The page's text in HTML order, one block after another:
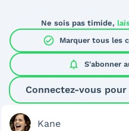
Ne sois pas timide,
check_circle Marquer tous les
notifications S'abonner
Connectez-vous
Kane